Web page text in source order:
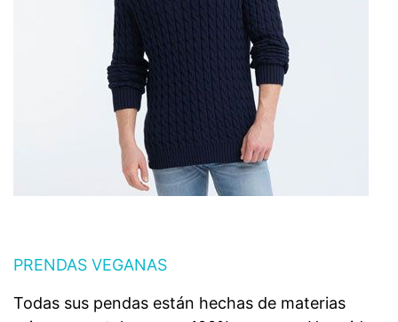
PRENDAS VEGANAS
Todas sus pendas están hechas de materias